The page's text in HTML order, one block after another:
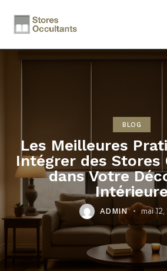
BLOG
Les Meilleures
Intégrer des Stores
dans Votre
ADMIN mai